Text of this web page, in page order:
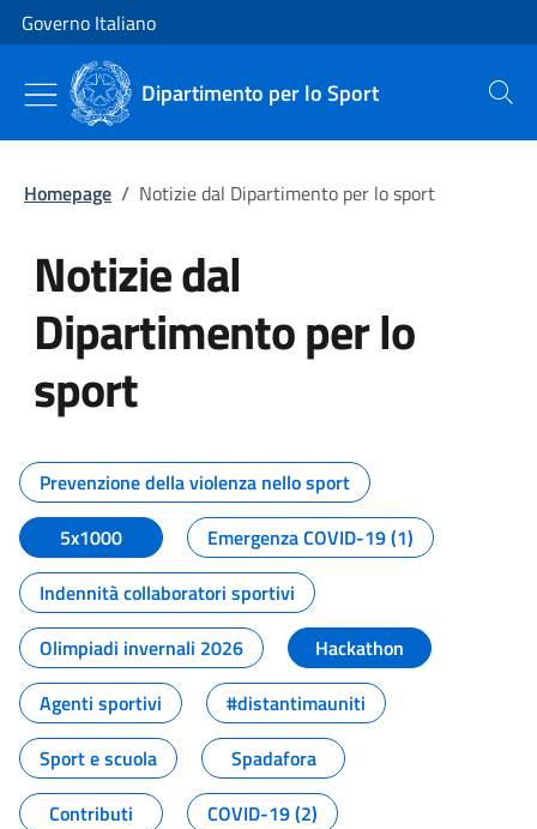
Vai al contenuto
Vai alla navigazione del sito
Governo Italiano
Dipartimento per lo Sport Cerca
Homepage / Notizie dal Dipartimento per lo sport
Notizie dal
Dipartimento per lo
sport
Tutti i contenuti della pagina
Prevenzione della violenza nello sport
5x1000
Emergenza COVID-19 (1)
Indennità collaboratori sportivi
Olimpiadi invernali 2026
Hackathon
Agenti sportivi
#distantimauniti
Sport e scuola
Spadafora
Contributi
COVID-19 (2)